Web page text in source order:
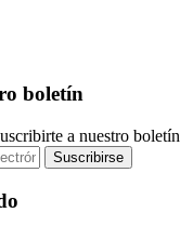
boletín
a nuestro boletín
Suscribirse